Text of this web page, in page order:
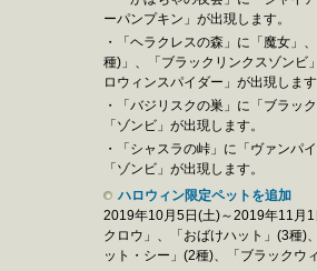
ーパンプキン」が出現します。
・「ヘラクレスの森」に「魔女」
種)」、「ブラックリンクスゾンビ
ロウィンスパイダー」が出現しま
・「バジリスクの巣」に「ブラッ
「ゾンビ」が出現します。
・「シャスラの峠」に「ヴァンパ
「ゾンビ」が出現します。
ハロウィン限定ペットを追加
2019年10月5日(土)～2019年11月
クロウ」、「おばけハット」(3種)
ット・シー」(2種)、「ブラックウ